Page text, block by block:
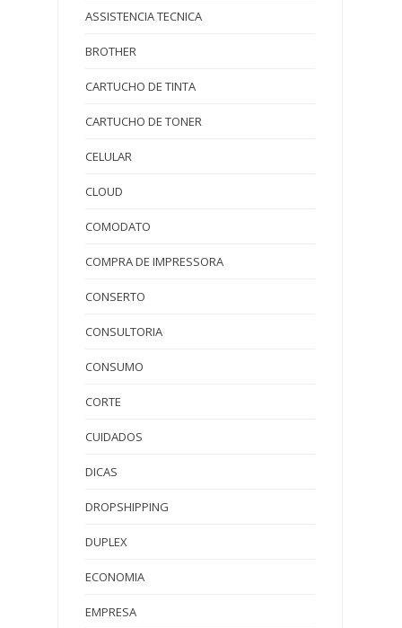
ASSISTENCIA TECNICA
BROTHER
CARTUCHO DE TINTA
CARTUCHO DE TONER
CELULAR
CLOUD
COMODATO
COMPRA DE IMPRESSORA
CONSERTO
CONSULTORIA
CONSUMO
CORTE
CUIDADOS
DICAS
DROPSHIPPING
DUPLEX
ECONOMIA
EMPRESA